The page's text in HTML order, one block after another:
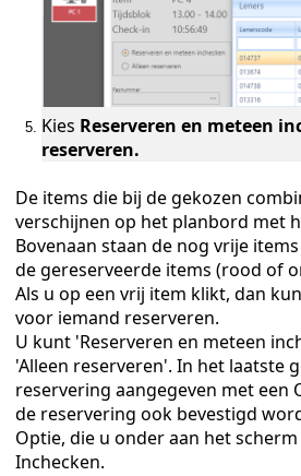
Kies Reserveren en meteen
reserveren.
De items die bij de gekozen
verschijnen op het planbord met
Bovenaan staan de nog vrije
de gereserveerde items (rood of
Als u op een vrij item klikt, dan
voor iemand reserveren.
U kunt 'Reserveren en meteen
'Alleen reserveren'. In het laatste
reservering aangegeven met een
de reservering ook bevestigd
Optie, die u onder aan het
Inchecken.